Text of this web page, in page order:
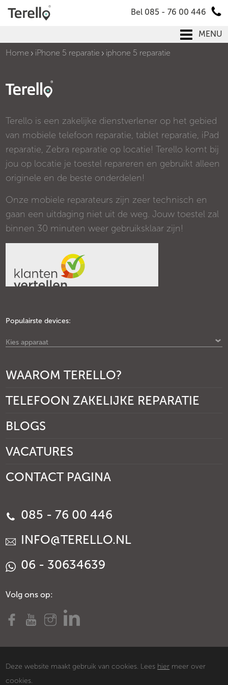
Bel 085 - 76 00 446
MENU
Home
iPhone 5 reparatie iphone 5 reparatie
Terello is een zakelijke dienstverlener op het gebied
van mobiele telefoon reparatie, tablet reparatie, iPad
reparatie, Zebra reparatie op locatie! Terello komt bij
jou op locatie je toestel repareren en gebruikt alleen
originele en de beste onderdelen!
Onze mobiele reparateurs zijn zeer technisch en
gaan een uitdaging niet uit de weg. Jouw toestel zal
binnen 30 minuten weer gebruiksklaar zijn!
Populairste devices:
Kies apparaat
WAAROM TERELLO?
TELEFOON ZAKELIJKE REPARATIE
BLOGS
VACATURES
CONTACT PAGINA
085 - 76 00 446
INFO@TERELLO.NL
06 - 30634639
Volg ons op:
Deze website maakt gebruik van cookies. Lees hier meer over
cookies.